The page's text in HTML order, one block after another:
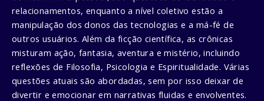
relacionamentos, enquanto a nível coletivo estão a
manipulação dos donos das tecnologias e a má-fé de
outros usuários. Além da ficção científica, as crônicas
misturam ação, fantasia, aventura e mistério, incluindo
reflexões de Filosofia, Psicologia e Espiritualidade. Várias
questões atuais são abordadas, sem por isso deixar de
divertir e emocionar em narrativas fluidas e envolventes.